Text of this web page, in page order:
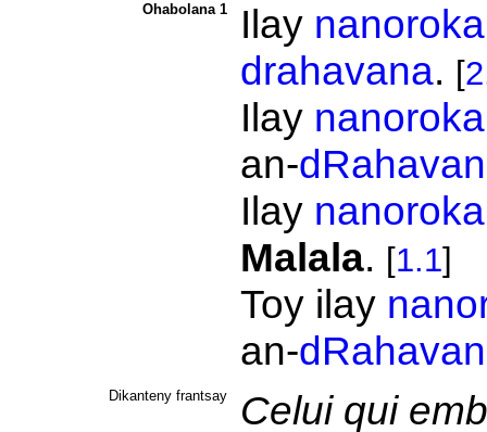
Ohabolana 1 Ilay nanoroka
drahavana. [
Ilay nanoroka
an-
Ilay nanoroka
Malala. [1.1]
Toy ilay
an-
Dikanteny frantsay
Celui qui